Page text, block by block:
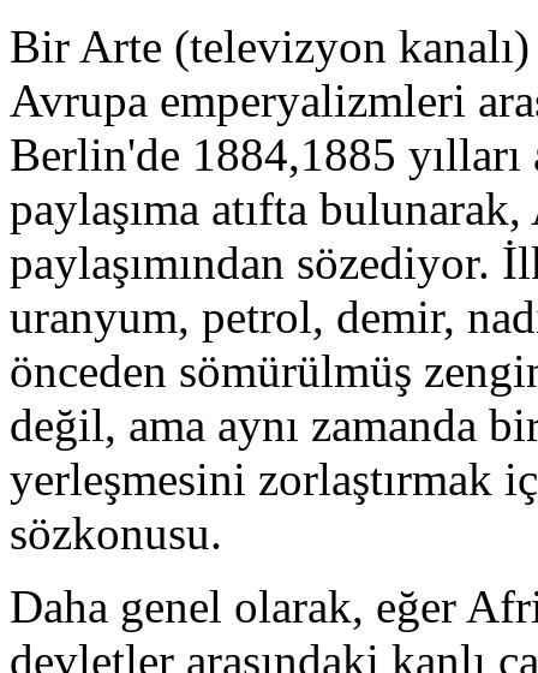
Bir Arte (televizyon kanalı)
Avrupa emperyalizmleri
Berlin'de 1884,1885 yılları
paylaşıma atıfta
paylaşımından sözediyor.
uranyum, petrol, demir,
önceden sömürülmüş
değil, ama aynı zamanda
yerleşmesini zorlaştırmak
sözkonusu.
Daha genel olarak, eğer
devletler arasındaki kanlı